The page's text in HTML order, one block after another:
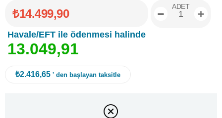
₺14.499,90
Havale/EFT ile ödenmesi halinde
13.049,91
ADET
₺2.416,65 ' den başlayan taksitle